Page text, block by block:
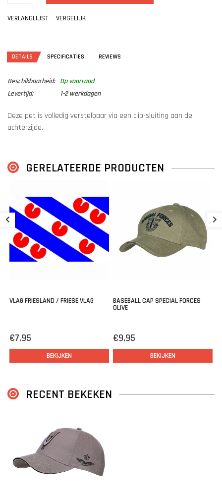
VERLANGLIJST VERGELIJK
DETAILS SPECIFICATIES REVIEWS
Beschikbaarheid:
Op voorraad
Levertijd:
1-2 werkdagen
Deze pet is volledig verstelbaar via een clip-sluiting aan de
achterzijde.
GERELATEERDE PRODUCTEN
VLAG FRIESLAND / FRIESE VLAG
€7,95
BEKIJKEN
BASEBALL CAP SPECIAL FORCES
OLIVE
€9,95
BEKIJKEN
RECENT BEKEKEN